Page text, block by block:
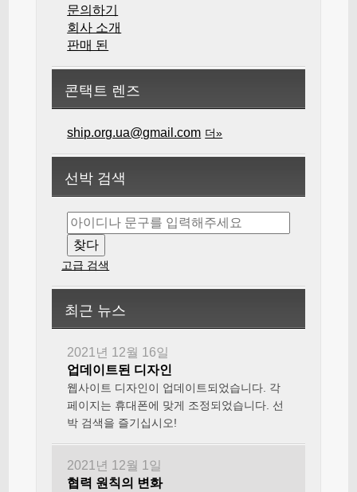
문의하기
회사 소개
판매 된
콘택트 렌즈
ship.org.ua@gmail.com 더»
선박 검색
고급 검색
최근 뉴스
2021년 12월 16일
업데이트된 디자인
웹사이트 디자인이 업데이트되었습니다. 각
페이지는 휴대폰에 맞게 조정되었습니다. 선
박 검색을 즐기십시오!
2021년 12월 1일
협력 원칙의 변화